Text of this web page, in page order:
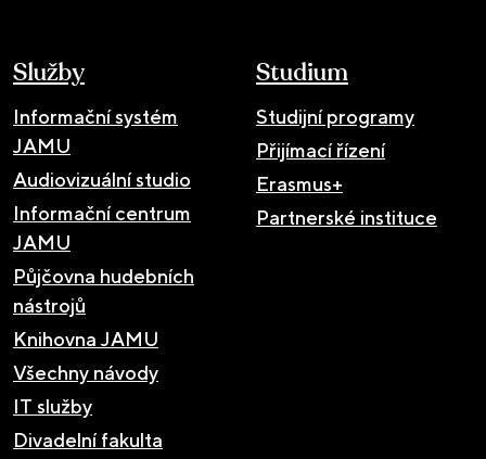
Služby
Informační systém
JAMU
Audiovizuální studio
Informační centrum
JAMU
Půjčovna hudebních
nástrojů
Knihovna JAMU
Všechny návody
IT služby
Divadelní fakulta
Studium
Studijní programy
Přijímací řízení
Erasmus+
Partnerské instituce